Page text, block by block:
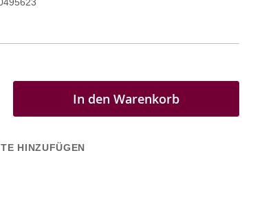
In den Warenkorb
HINZUFÜGEN